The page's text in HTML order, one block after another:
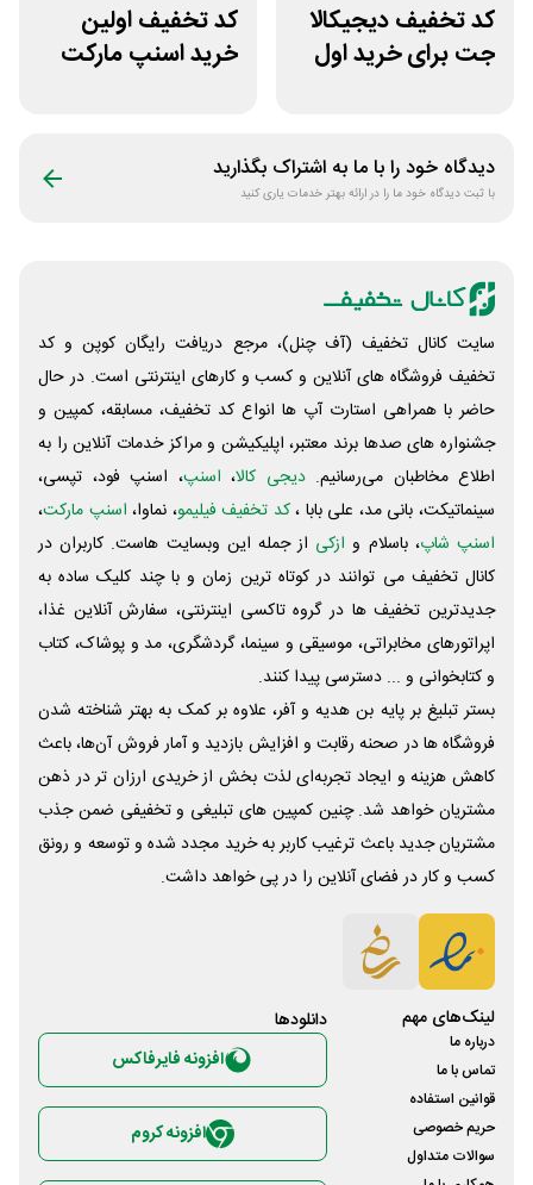
کد تخفیف دیجیکالا
جت برای خرید اول
کد تخفیف اولین
خرید اسنپ مارکت
دیدگاه خود را با ما به اشتراک بگذارید
با ثبت دیدگاه خود ما را در ارائه بهتر خدمات یاری کنید
سایت کانال تخفیف (آف چنل)، مرجع دریافت رایگان کوپن و کد
تخفیف فروشگاه های آنلاین و کسب و‌ کارهای اینترنتی است. در حال
حاضر با همراهی استارت آپ ها انواع کد تخفیف، مسابقه، کمپین و
جشنواره های صدها برند معتبر، اپلیکیشن و مراکز خدمات آنلاین را به
اطلاع مخاطبان می‌رسانیم. دیجی کالا، اسنپ، اسنپ فود، تپسی،
سینماتیکت، بانی مد، علی‌ بابا ،کد تخفیف فیلیمو، نماوا، اسنپ مارکت،
اسنپ شاپ، باسلام و ازکی از جمله این وبسایت ‌هاست. کاربران در
کانال تخفیف می توانند در کوتاه ترین زمان و با چند کلیک ساده به
جدیدترین تخفیف ها در گروه تاکسی اینترنتی، سفارش آنلاین غذا،
اپراتورهای مخابراتی، موسیقی و سینما، گردشگری، مد و پوشاک، کتاب
و کتابخوانی و ... دسترسی پیدا کنند.
بستر تبلیغ بر پایه بن هدیه و آفر، علاوه بر کمک به بهتر شناخته شدن
فروشگاه ها در صحنه رقابت و افزایش بازدید و آمار فروش آن‌ها، باعث
کاهش هزینه و ایجاد تجربه‌ای لذت بخش از خریدی ارزان تر در ذهن
مشتریان خواهد شد. چنین کمپین های تبلیغی و تخفیفی ضمن جذب
مشتریان جدید باعث ترغیب کاربر به خرید مجدد شده و توسعه و رونق
کسب و کار در فضای آنلاین را در پی خواهد داشت.
لینک‌های مهم
درباره ما
تماس با ما
قوانین استفاده
حریم خصوصی
سوالات متداول
دانلود‌ها
افزونه فایرفاکس
افزونه کروم